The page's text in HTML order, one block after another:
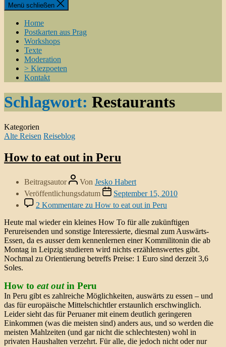
Menü schließen
Home
Postkarten aus Prag
Workshops
Texte
Moderation
> Kiezpoeten
Kontakt
Schlagwort: Restaurants
Kategorien
Alte Reisen Reiseblog
How to eat out in Peru
Beitragsautor Von Jesko Habert
Veröffentlichungsdatum
September 15, 2010
2 Kommentare zu How to eat out in Peru
Heute mal wieder ein kleines How To für alle zukünftigen
Perureisenden und sonstige Interessierte, diesmal zum Auswärts-
Essen, da es ausser dem kennenlernen einer Kommilitonin die ab
Montag in Leipzig studieren wird nichts erzählenswertes gibt.
Nochmal zu Orientierung betreffs Preise: 1 Euro sind derzeit 3,6
Soles.
How to eat outin Peru
In Peru gibt es zahlreiche Möglichkeiten, auswärts zu essen – und
das für europäische Mittelschichtler erstaunlich erschwinglich.
Leider sieht das für Peruaner mit einem deutlich geringeren
Einkommen (was die meisten sind) anders aus, und so werden die
meisten Mahlzeiten (und gar nicht die schlechtesten) wohl in
privaten Haushalten verzehrt. Für alle, die jedoch nicht oder nur